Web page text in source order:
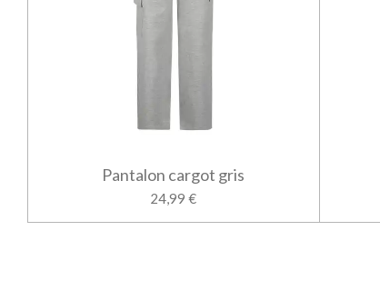
Pantalon cargot gris
24,99 €